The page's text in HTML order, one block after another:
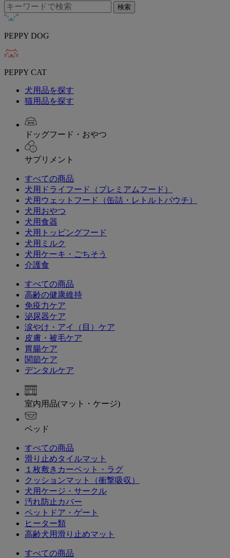
PEPPY DOG
PEPPY CAT
犬用品を探す
猫用品を探す
ドッグフード・おやつ
サプリメント
すべての商品
犬用ドライフード（プレミアムフード）
犬用ウェットフード（缶詰・レトルトパウチ）
犬用おやつ
犬用食器
犬用トッピングフード
犬用ミルク
犬用ケーキ・ごちそう
介護食
すべての商品
高齢の健康維持
免疫力ケア
泌尿器ケア
涙やけ・アイ（目）ケア
皮膚・被毛ケア
胃腸ケア
関節ケア
デンタルケア
室内用品(マット・ケージ)
ベッド
すべての商品
滑り止めタイルマット
１枚敷きカーペット・ラグ
クッションマット（衝撃吸収）
犬用ケージ・サークル
汚れ防止カバー
ペットドア・ゲート
ヒーター類
高齢犬用滑り止めマット
すべての商品